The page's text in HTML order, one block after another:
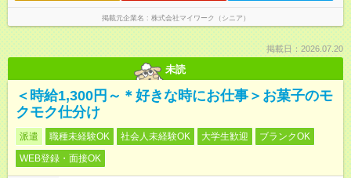
掲載元企業名 株式会社マイワーク（シニア）
掲載日：2026.07.20
未読
＜時給1,300円～＊好きな時にお仕事＞お菓子のモ
クモク仕分け
派遣 職種未経験OK 社会人未経験OK 大学生歓迎
ブランクOK
WEB登録・面接OK